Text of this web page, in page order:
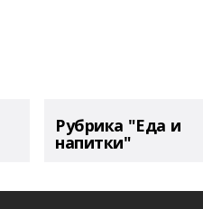
Рубрика "Еда и
напитки"